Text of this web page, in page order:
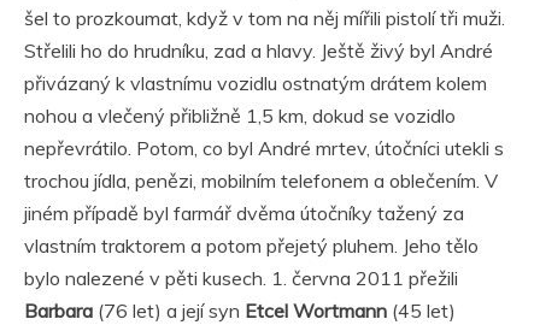
šel to prozkoumat, když v tom na něj mířili pistolí tři muži.
Střelili ho do hrudníku, zad a hlavy. Ještě živý byl André
přivázaný k vlastnímu vozidlu ostnatým drátem kolem
nohou a vlečený přibližně 1,5 km, dokud se vozidlo
nepřevrátilo. Potom, co byl André mrtev, útočníci utekli s
trochou jídla, penězi, mobilním telefonem a oblečením. V
jiném případě byl farmář dvěma útočníky tažený za
vlastním traktorem a potom přejetý pluhem. Jeho tělo
bylo nalezené v pěti kusech. 1. června 2011 přežili
Barbara (76 let) a její syn Etcel Wortmann (45 let)